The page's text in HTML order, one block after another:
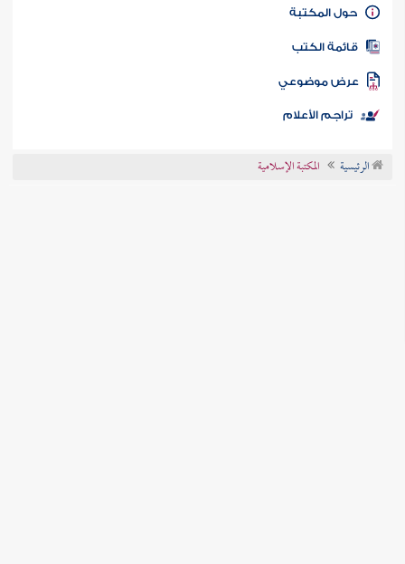
كتاب الأمة
المكتبة
الكتب
موضوعي
تراجم الأعلام
الرئيسية المكتبة الإسلامية